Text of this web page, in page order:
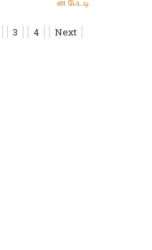
3 4 Next